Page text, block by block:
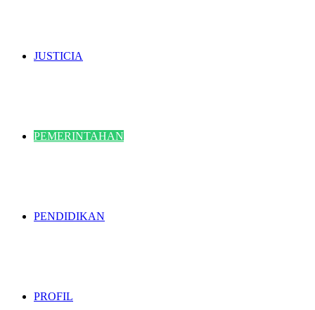
JUSTICIA
PEMERINTAHAN
PENDIDIKAN
PROFIL